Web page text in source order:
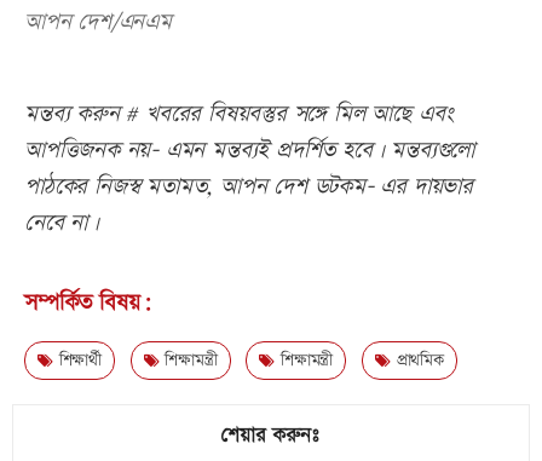
আপন দেশ/এনএম
মন্তব্য করুন # খবরের বিষয়বস্তুর সঙ্গে মিল আছে এবং
আপত্তিজনক নয়- এমন মন্তব্যই প্রদর্শিত হবে। মন্তব্যগুলো
পাঠকের নিজস্ব মতামত, আপন দেশ ডটকম- এর দায়ভার
নেবে না।
সম্পর্কিত বিষয়:
শিক্ষার্থী শিক্ষামন্ত্রী শিক্ষামন্ত্রী প্রাথমিক
শেয়ার করুনঃ